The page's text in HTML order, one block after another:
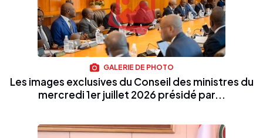
GALERIE DE PHOTO
Les images exclusives du Conseil des ministres du
mercredi 1er juillet 2026 présidé par...